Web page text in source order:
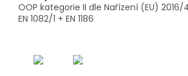
OOP kategorie II dle Nařízení (EU) 2016/
EN 1082/1 + EN 1186